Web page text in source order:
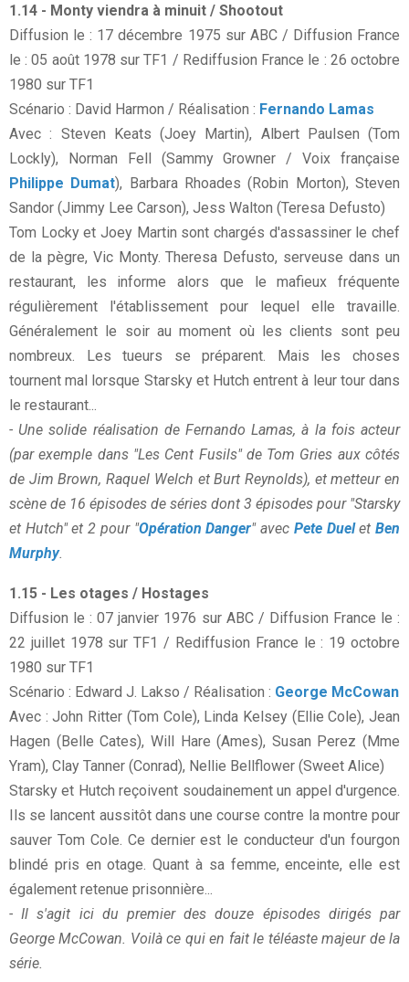
1.14 - Monty viendra à minuit / Shootout
Diffusion le : 17 décembre 1975 sur ABC / Diffusion France
le : 05 août 1978 sur TF1 / Rediffusion France le : 26 octobre
1980 sur TF1
Scénario : David Harmon / Réalisation : Fernando Lamas
Avec : Steven Keats (Joey Martin), Albert Paulsen (Tom
Lockly), Norman Fell (Sammy Growner / Voix française
Philippe Dumat), Barbara Rhoades (Robin Morton), Steven
Sandor (Jimmy Lee Carson), Jess Walton (Teresa Defusto)
Tom Locky et Joey Martin sont chargés d'assassiner le chef
de la pègre, Vic Monty. Theresa Defusto, serveuse dans un
restaurant, les informe alors que le mafieux fréquente
régulièrement l'établissement pour lequel elle travaille.
Généralement le soir au moment où les clients sont peu
nombreux. Les tueurs se préparent. Mais les choses
tournent mal lorsque Starsky et Hutch entrent à leur tour dans
le restaurant...
- Une solide réalisation de Fernando Lamas, à la fois acteur
(par exemple dans "Les Cent Fusils" de Tom Gries aux côtés
de Jim Brown, Raquel Welch et Burt Reynolds), et metteur en
scène de 16 épisodes de séries dont 3 épisodes pour "Starsky
et Hutch" et 2 pour "Opération Danger" avec Pete DueletBen
Murphy.
1.15 - Les otages / Hostages
Diffusion le : 07 janvier 1976 sur ABC / Diffusion France le :
22 juillet 1978 sur TF1 / Rediffusion France le : 19 octobre
1980 sur TF1
Scénario : Edward J. Lakso / Réalisation : George McCowan
Avec : John Ritter (Tom Cole), Linda Kelsey (Ellie Cole), Jean
Hagen (Belle Cates), Will Hare (Ames), Susan Perez (Mme
Yram), Clay Tanner (Conrad), Nellie Bellflower (Sweet Alice)
Starsky et Hutch reçoivent soudainement un appel d'urgence.
Ils se lancent aussitôt dans une course contre la montre pour
sauver Tom Cole. Ce dernier est le conducteur d'un fourgon
blindé pris en otage. Quant à sa femme, enceinte, elle est
également retenue prisonnière...
- Il s'agit ici du premier des douze épisodes dirigés par
George McCowan. Voilà ce qui en fait le téléaste majeur de la
série.